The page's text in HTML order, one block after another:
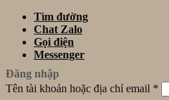
Tìm đường
Chat Zalo
Gọi điện
Messenger
Đăng nhập
Tên tài khoản hoặc địa chỉ email *